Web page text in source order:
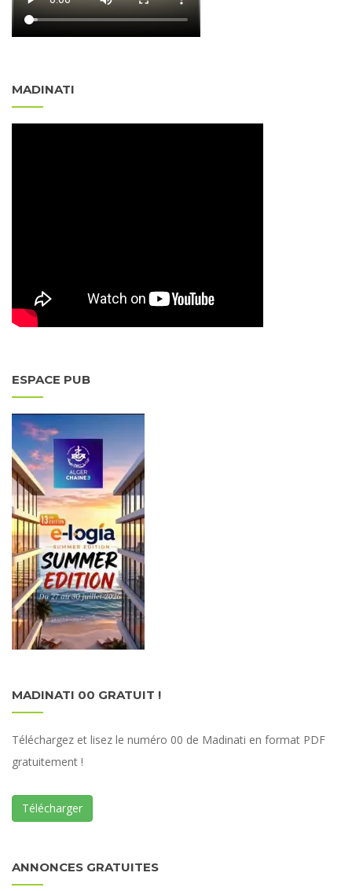
MADINATI
ESPACE PUB
MADINATI 00 GRATUIT !
Téléchargez et lisez le numéro 00 de Madinati en format PDF
gratuitement !
Télécharger
ANNONCES GRATUITES